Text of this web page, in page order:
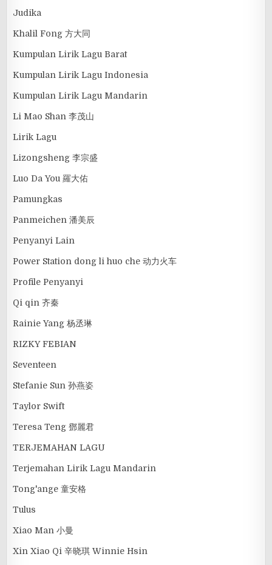
Judika
Khalil Fong 方大同
Kumpulan Lirik Lagu Barat
Kumpulan Lirik Lagu Indonesia
Kumpulan Lirik Lagu Mandarin
Li Mao Shan 李茂山
Lirik Lagu
Lizongsheng 李宗盛
Luo Da You 羅大佑
Pamungkas
Panmeichen 潘美辰
Penyanyi Lain
Power Station dong li huo che 动力火车
Profile Penyanyi
Qi qin 齐秦
Rainie Yang 杨丞琳
RIZKY FEBIAN
Seventeen
Stefanie Sun 孙燕姿
Taylor Swift
Teresa Teng 鄧麗君
TERJEMAHAN LAGU
Terjemahan Lirik Lagu Mandarin
Tong'ange 童安格
Tulus
Xiao Man 小曼
Xin Xiao Qi 辛晓琪 Winnie Hsin